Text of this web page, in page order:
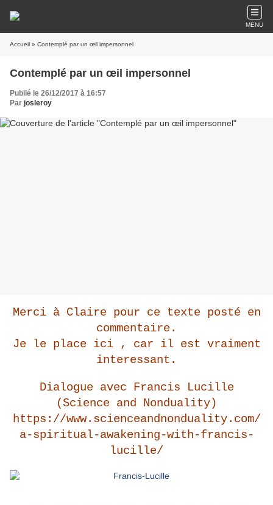
MENU
Accueil » Contemplé par un œil impersonnel
Contemplé par un œil impersonnel
Publié le 26/12/2017 à 16:57
Par josleroy
Merci à Claire pour ce texte posté en
commentaire.
Je le place ici , car il est vraiment
interessant.
Dialogue avec Francis Lucille
(Science and Nonduality)
https://www.scienceandnonduality.com/
a-spiritual-awakening-with-francis-
lucille/